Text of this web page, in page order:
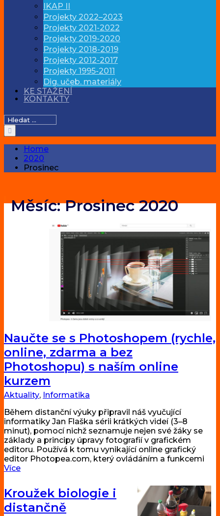
IKAP II
Projekty 2022–2023
Projekty 2021-2022
Projekty 2019-2020
Projekty 2018-2019
Projekty 2012-2017
Projekty 1995-2011
Dig. učeb. materiály
KE STAŽENÍ
KONTAKTY
Hledat:
Home
2020
Prosinec
Měsíc:Prosinec 2020
Naučte se s Photoshopem (rychle,
online, zdarma a bez
Photoshopu) s naším online
kurzem
Aktuality, Informatika
Během distanční výuky připravil náš vyučující
informatiky Jan Flaška sérii krátkých videí (3–8
minut), pomocí nichž seznamuje nejen své žáky se
základy a principy úpravy fotografií v grafickém
editoru. Používá k tomu vynikající online grafický
editor Photopea.com, který ovládáním a funkcemi
Více
Kroužek biologie i
distančně